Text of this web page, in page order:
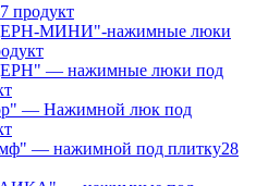
продукт
МИНИ"-нажимные люки
— нажимные люки под
— Нажимной люк под
— нажимной под плитку28